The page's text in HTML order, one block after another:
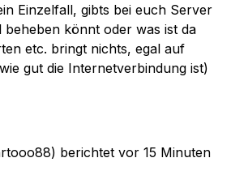
Einzelfall, gibts bei euch Server
beheben könnt oder was ist da
etc. bringt nichts, egal auf
gut die Internetverbindung ist)
berichtet vor 15 Minuten